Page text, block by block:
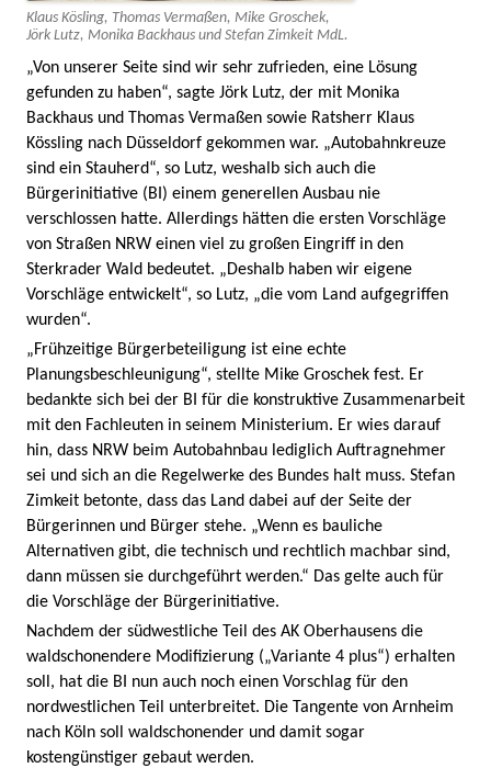
Klaus Kösling, Thomas Vermaßen, Mike Groschek,
Jörk Lutz, Monika Backhaus und Stefan Zimkeit MdL.
„Von unserer Seite sind wir sehr zufrieden, eine Lösung
gefunden zu haben“, sagte Jörk Lutz, der mit Monika
Backhaus und Thomas Vermaßen sowie Ratsherr Klaus
Kössling nach Düsseldorf gekommen war. „Autobahnkreuze
sind ein Stauherd“, so Lutz, weshalb sich auch die
Bürgerinitiative (BI) einem generellen Ausbau nie
verschlossen hatte. Allerdings hätten die ersten Vorschläge
von Straßen NRW einen viel zu großen Eingriff in den
Sterkrader Wald bedeutet. „Deshalb haben wir eigene
Vorschläge entwickelt“, so Lutz, „die vom Land aufgegriffen
wurden“.
„Frühzeitige Bürgerbeteiligung ist eine echte
Planungsbeschleunigung“, stellte Mike Groschek fest. Er
bedankte sich bei der BI für die konstruktive Zusammenarbeit
mit den Fachleuten in seinem Ministerium. Er wies darauf
hin, dass NRW beim Autobahnbau lediglich Auftragnehmer
sei und sich an die Regelwerke des Bundes halt muss. Stefan
Zimkeit betonte, dass das Land dabei auf der Seite der
Bürgerinnen und Bürger stehe. „Wenn es bauliche
Alternativen gibt, die technisch und rechtlich machbar sind,
dann müssen sie durchgeführt werden.“ Das gelte auch für
die Vorschläge der Bürgerinitiative.
Nachdem der südwestliche Teil des AK Oberhausens die
waldschonendere Modifizierung („Variante 4 plus“) erhalten
soll, hat die BI nun auch noch einen Vorschlag für den
nordwestlichen Teil unterbreitet. Die Tangente von Arnheim
nach Köln soll waldschonender und damit sogar
kostengünstiger gebaut werden.